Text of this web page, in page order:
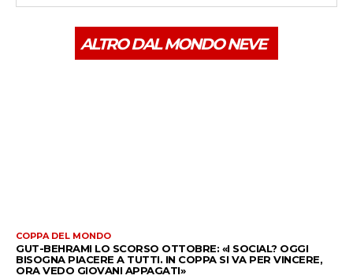
ALTRO DAL MONDO NEVE
COPPA DEL MONDO
GUT-BEHRAMI LO SCORSO OTTOBRE: «I SOCIAL? OGGI
BISOGNA PIACERE A TUTTI. IN COPPA SI VA PER VINCERE,
ORA VEDO GIOVANI APPAGATI»